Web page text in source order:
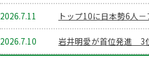
2026.7.11 トップ10に日本勢6人
2026.7.10 岩井明愛が首位発進 3